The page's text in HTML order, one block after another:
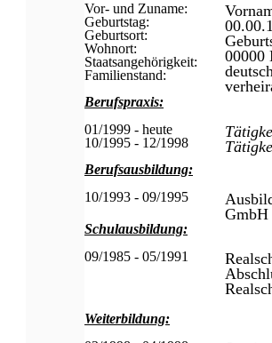
Vor- und Zuname:
Geburtstag:
Geburtsort:
Wohnort:
Staatsangehörigkeit:
Familienstand:
00000
Berufspraxis:
01/1999 - heute
10/1995 - 12/1998
Berufsausbildung:
10/1993 - 09/1995
GmbH
Schulausbildung:
09/1985 - 05/1991
Weiterbildung: